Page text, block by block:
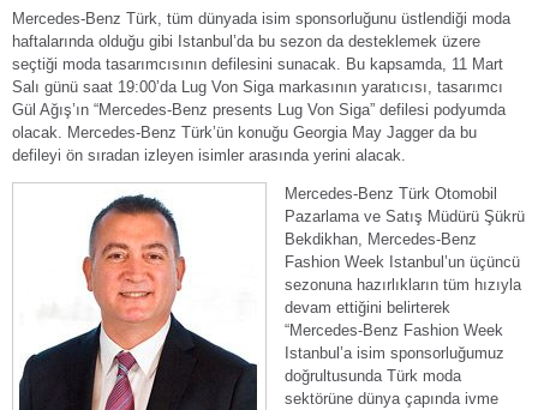
Mercedes-Benz Türk, tüm dünyada isim sponsorluğunu üstlendiği moda
haftalarında olduğu gibi Istanbul’da bu sezon da desteklemek üzere
seçtiği moda tasarımcısının defilesini sunacak. Bu kapsamda, 11 Mart
Salı günü saat 19:00’da Lug Von Siga markasının yaratıcısı, tasarımcı
Gül Ağış’ın “Mercedes-Benz presents Lug Von Siga” defilesi podyumda
olacak. Mercedes-Benz Türk’ün konuğu Georgia May Jagger da bu
defileyi ön sıradan izleyen isimler arasında yerini alacak.
Mercedes-Benz Türk Otomobil
Pazarlama ve Satış Müdürü Şükrü
Bekdikhan, Mercedes-Benz
Fashion Week Istanbul’un üçüncü
sezonuna hazırlıkların tüm hızıyla
devam ettiğini belirterek
“Mercedes-Benz Fashion Week
Istanbul’a isim sponsorluğumuz
doğrultusunda Türk moda
sektörüne dünya çapında ivme